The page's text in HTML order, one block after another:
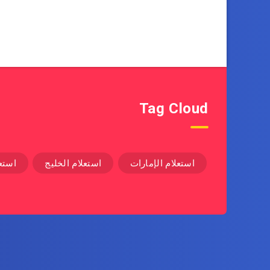
Tag Cloud
استعلام الإمارات استعلام الخليج